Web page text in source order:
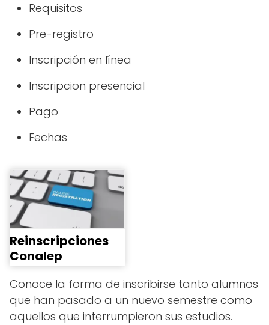
Requisitos
Pre-registro
Inscripción en línea
Inscripcion presencial
Pago
Fechas
Reinscripciones
Conalep
Conoce la forma de inscribirse tanto alumnos
que han pasado a un nuevo semestre como
aquellos que interrumpieron sus estudios.